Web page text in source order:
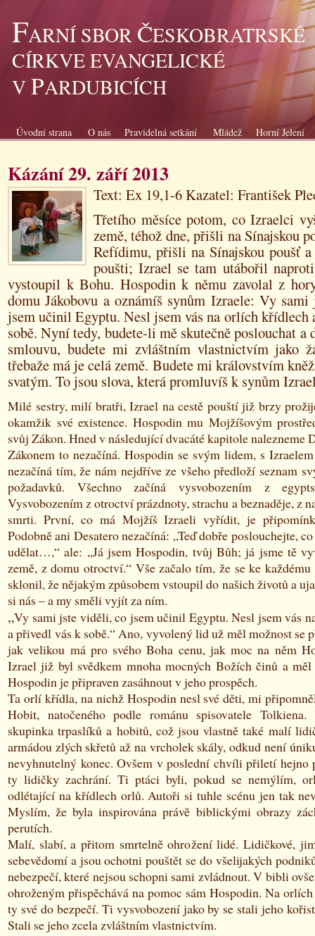
FARNÍ SBOR ČESKOBRATRSKÉ
CÍRKVE EVANGELICKÉ
VPARDUBICÍCH
Úvodní strana O nás Pravidelná setkání Mládež Horní Jelení
Kázání 29. září 2013
Text: Ex 19,1-6 Kazatel: František
Třetího měsíce potom, co Izraelci
země, téhož dne, přišli na Sínajskou
Refídimu, přišli na Sínajskou poušť
poušti; Izrael se tam utábořil
vystoupil k Bohu. Hospodin k němu zavolal z
domu Jákobovu a oznámíš synům Izraele: Vy
jsem učinil Egyptu. Nesl jsem vás na orlích křídlech
sobě. Nyní tedy, budete-li mě skutečně poslouchat a
smlouvu, budete mi zvláštním vlastnictvím jako
třebaže má je celá země. Budete mi královstvím
svatým. To jsou slova, která promluvíš k synům
Milé sestry, milí bratři, Izrael na cestě pouští již brzy
okamžik své existence. Hospodin mu Mojžíšovým
svůj Zákon. Hned v následující dvacáté kapitole nalezneme
Zákonem to nezačíná. Hospodin se svým lidem, s
nezačíná tím, že nám nejdříve ze všeho předloží seznam
požadavků. Všechno začíná vysvobozením z
Vysvobozením z otroctví prázdnoty, strachu a beznaděje, z
smrti. První, co má Mojžíš Izraeli vyřídit, je
Podobně ani Desatero nezačíná: „Teď dobře poslouchejte,
udělat…,“ ale: „Já jsem Hospodin, tvůj Bůh; já jsme tě
země, z domu otroctví.“ Vše začalo tím, že se ke
sklonil, že nějakým způsobem vstoupil do našich životů a
si nás – a my směli vyjít za ním.
„Vy sami jste viděli, co jsem učinil Egyptu. Nesl jsem vás
a přivedl vás k sobě.“ Ano, vyvolený lid už měl možnost se
jak velikou má pro svého Boha cenu, jak moc na něm
Izrael již byl svědkem mnoha mocných Božích činů a
Hospodin je připraven zasáhnout v jeho prospěch.
Ta orlí křídla, na nichž Hospodin nesl své děti, mi
Hobit, natočeného podle románu spisovatele
skupinka trpaslíků a hobitů, což jsou vlastně také malí
armádou zlých skřetů až na vrcholek skály, odkud není
nevyhnutelný konec. Ovšem v poslední chvíli přiletí hejno
ty lidičky zachrání. Ti ptáci byli, pokud se nemýlím,
odlétající na křídlech orlů. Autoři si tuhle scénu jen tak
Myslím, že byla inspirována právě biblickými obrazy
perutích.
Malí, slabí, a přitom smrtelně ohrožení lidé. Lidičkové,
sebevědomí a jsou ochotni pouštět se do všelijakých
nebezpečí, které nejsou schopni sami zvládnout. V bibli
ohroženým přispěchává na pomoc sám Hospodin. Na
ty své do bezpečí. Ti vysvobození jako by se stali jeho
Stali se jeho zcela zvláštním vlastnictvím.